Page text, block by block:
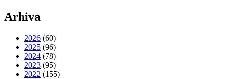
Arhiva
2026 (60)
2025 (96)
2024 (78)
2023 (95)
2022 (155)